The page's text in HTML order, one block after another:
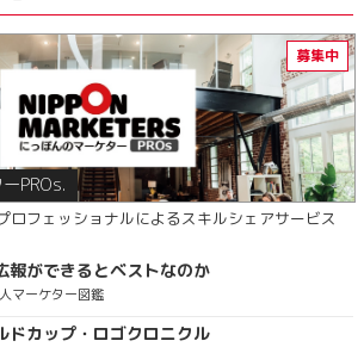
PROs.
ロフェッショナルによるスキルシェアサービス
報ができるとベストなのか
マーケター図鑑
ドカップ・ロゴクロニクル